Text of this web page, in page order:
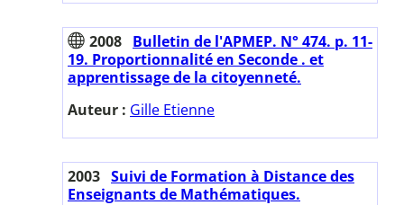
2008 Bulletin de l'APMEP. N° 474. p. 11-
19. Proportionnalité en Seconde . et
apprentissage de la citoyenneté.
Auteur : Gille Etienne
2003 Suivi de Formation à Distance des
Enseignants de Mathématiques.